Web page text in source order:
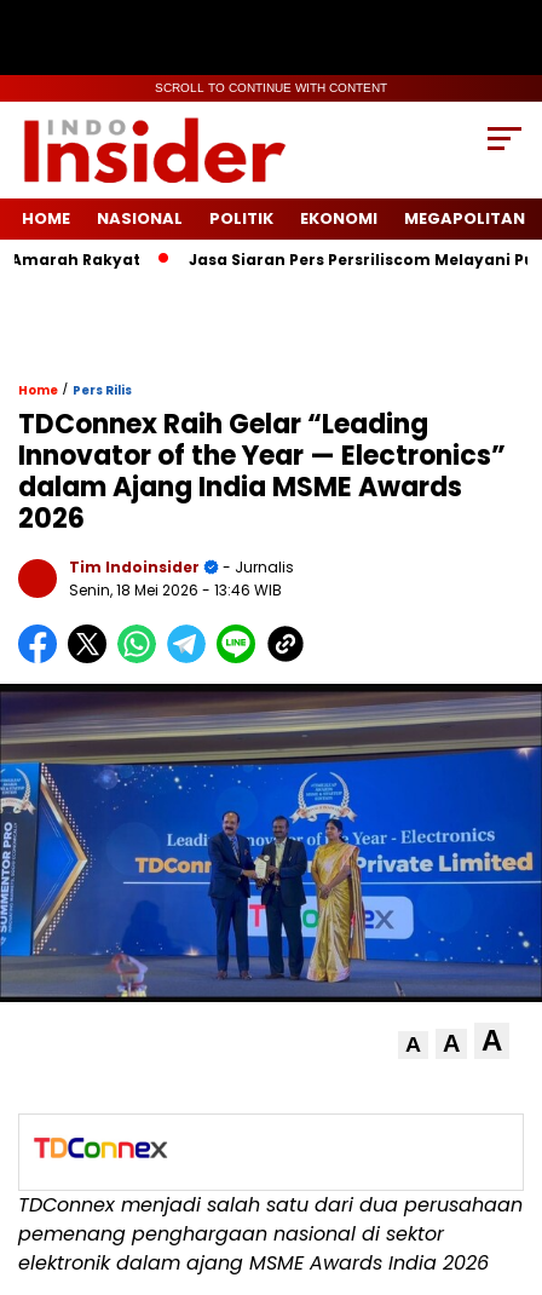
SCROLL TO CONTINUE WITH CONTENT
HOME NASIONAL POLITIK EKONOMI MEGAPOLITAN
Rakyat Jasa Siaran Pers Persriliscom Melayani
Home / Pers Rilis
TDConnex Raih Gelar “Leading
Innovator of the Year — Electronics”
dalam Ajang India MSME Awards
2026
Tim Indoinsider
- Jurnalis
Senin, 18 Mei 2026 - 13:46 WIB
A A A
TDConnex menjadi salah satu dari dua perusahaan
pemenang penghargaan nasional di sektor
elektronik dalam ajang MSME Awards India 2026